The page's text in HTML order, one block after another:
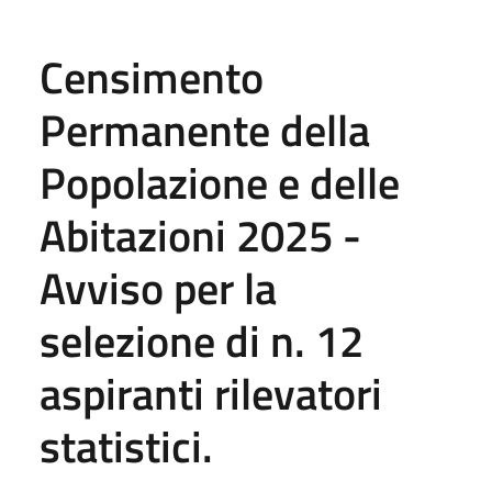
Censimento
Permanente della
Popolazione e delle
Abitazioni 2025 -
Avviso per la
selezione di n. 12
aspiranti rilevatori
statistici.